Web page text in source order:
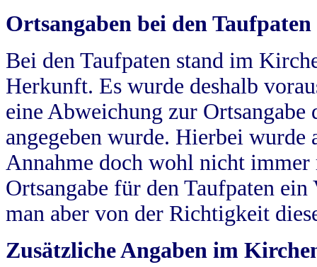
Ortsangaben bei den Taufpaten
Bei den Taufpaten stand im
Herkunft. Es wurde deshalb
eine Abweichung zur
angegeben wurde. Hierbei wurde
Annahme doch wohl nicht
Ortsangabe für den Taufpaten
man aber von der Richtigkeit
Zusätzliche Angaben im